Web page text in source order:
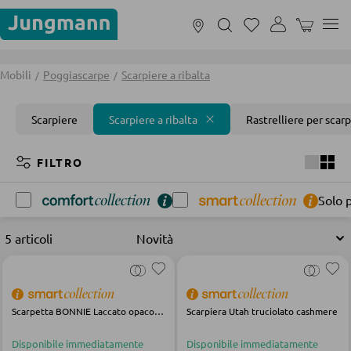
Ultimi 7 giorni di saldi estivi!
MOBILI
FILTRA PER STANZA
Soggiorno Camera da letto Bagno
DIVANI E SOFÁ
Divani modulari
Divani
IL
Mobili Poggiascarpe Scarpiere a ribalta
Scarpiere Scarpiere a ribalta Rastrelliere per
FILTRO
Solo
5 articoli
Scarpetta BONNIE Laccato opaco verde pino
Disponibile immediatamente
Scarpiera Utah truciolato cashmere
Disponibile immediatamente